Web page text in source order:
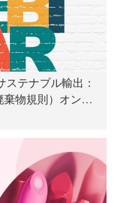
テナブル輸出：
棄物規則）オンラ